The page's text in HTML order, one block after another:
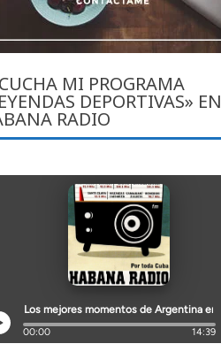
MI PROGRAMA
DEPORTIVAS» EN
RADIO